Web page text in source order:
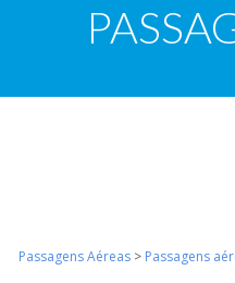
Passagens Aéreas > Passagens